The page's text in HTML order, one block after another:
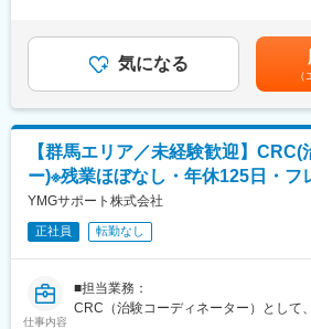
術・製品ライセンス契約の締結などを
期的な新薬を継続的に創出し、日本発
ティファーマとなることを目指してい
変更の範囲：会社の定める業務
るため、社内でのデスクワークが6割
どとなります。また、外部のITベンダ
ため、関係者が多いのも当職種の特徴
ます。
【ポジションの魅力】
・長期間の研修を用意しているため職
全く無い方でも立ち上りが可能となって
・業界トップクラスの調剤システムや
を通して最新の技術に触れることが可
・正社員登用は前提の採用です。就業
登用となり、業界トップクラスシェア
して安定就業が可能です。（登用率
＞※給与詳細は、年齢・スキルを考慮し
回■賞与：年2回賃金はあくまでも目安
て上下する可能性があります。月給(月
です。
気になる
【群馬エリア／未経験歓迎】CRC(
ー)※残業ほぼなし・年休125日・フ
YMGサポート株式会社
正社員 転勤なし
仕事内容
■担当業務：
CRC（治験コーディネーター）として